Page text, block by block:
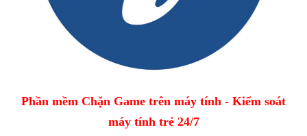
Phần mềm Chặn Game trên máy tính - Kiểm soát
máy tính trẻ 24/7